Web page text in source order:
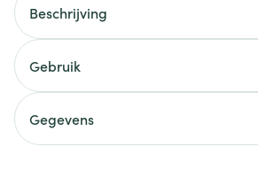
Beschrijving
Gebruik
Gegevens